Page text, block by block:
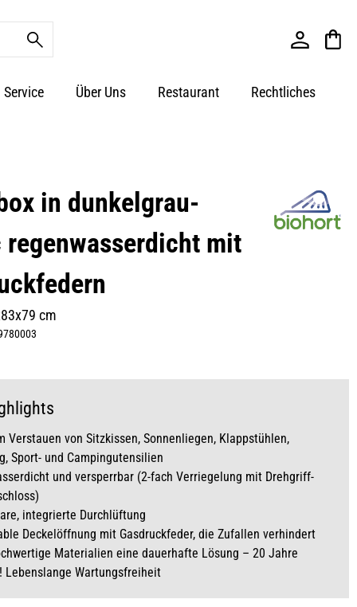
Service Über Uns Restaurant Rechtliches
in dunkelgrau-
mit
cm
Verstauen von Sitzkissen, Sonnenliegen, Klappstühlen,
Sport- und Campingutensilien
und versperrbar (2-fach Verriegelung mit Drehgriff-
integrierte Durchlüftung
Deckelöffnung mit Gasdruckfeder, die Zufallen verhindert
Materialien eine dauerhafte Lösung – 20 Jahre
Lebenslange Wartungsfreiheit